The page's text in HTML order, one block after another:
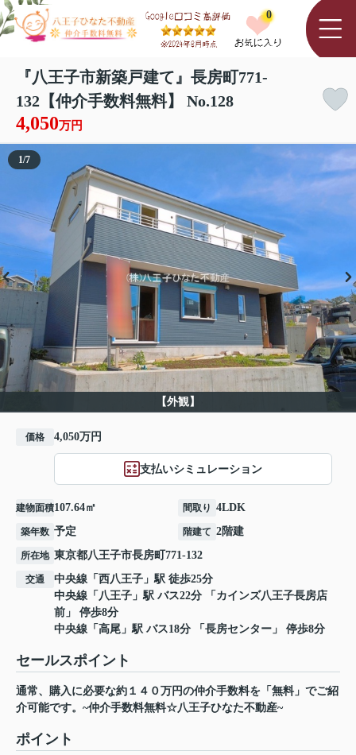
0
『八王子市新築戸建て』長房町771-
132【仲介手数料無料】 No.128
4,050万円
【外観】
1/7
価格 4,050万円
支払いシミュレーション
建物面積107.64㎡ 間取り 4LDK
築年数 予定 階建て 2階建
所在地 東京都八王子市長房町 771-132
交通 中央線 「 西八王子 」駅 徒歩25分
中央線 「 八王子 」駅 バス22分 「カインズ八王子長房店
前」 停歩8分
中央線 「 高尾 」駅 バス18分 「長房センター」 停歩8分
セールスポイント
通常、購入に必要な約１４０万円の仲介手数料を「無料」でご紹
介可能です。~仲介手数料無料☆八王子ひなた不動産~
ポイント